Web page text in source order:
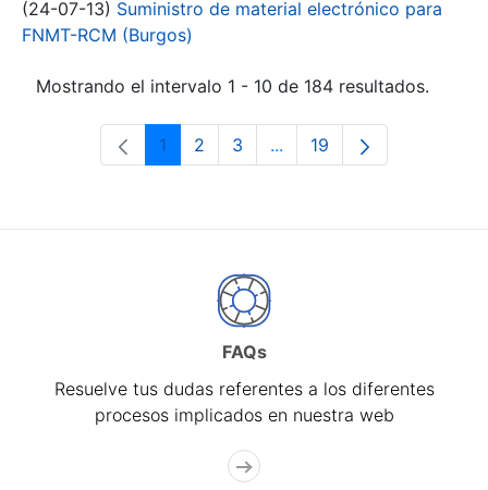
(24-07-13) Suministro de material electrónico para
FNMT-RCM (Burgos)
Mostrando el intervalo 1 - 10 de 184 resultados.
Página
1 Página
2 Página
3 ...Páginas intermedias Use
Página
19
FAQs
Resuelve tus dudas referentes a los diferentes
procesos implicados en nuestra web